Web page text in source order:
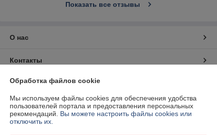
Показать все отзывы
О нас
Контакты
Доставка и оплата
График работы
Обработка файлов cookie
Мы используем файлы cookies для обеспечения удобства
пользователей портала и предоставления персональных
рекомендаций. Вы можете настроить файлы cookies или
отключить их.